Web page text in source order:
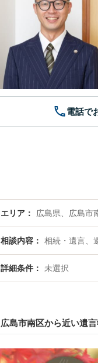
電話で
エリア 広島県、広島市
相談内容 相続・遺言、
詳細条件 未選択
広島市南区から近い遺